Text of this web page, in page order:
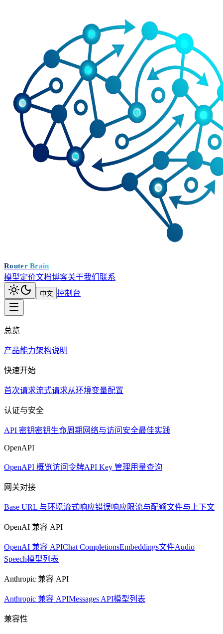
Router Brain
模型定价文档博客关于我们 联系
中文 控制台
总览
产品能力架构说明
快速开始
首次请求流式请求从环境变量配置
认证与安全
API 密钥密钥生命周期 网络与访问 安全最佳实践
OpenAPI
OpenAPI 概览访问令牌API Key 管理用量查询
网关对接
Base URL 与环境流式响应错误响应 限流与配额文件与上下文
OpenAI 兼容 API
OpenAI 兼容 APIChat CompletionsEmbeddings文件Audio
Speech模型列表
Anthropic 兼容 API
Anthropic 兼容 APIMessages API模型列表
兼容性